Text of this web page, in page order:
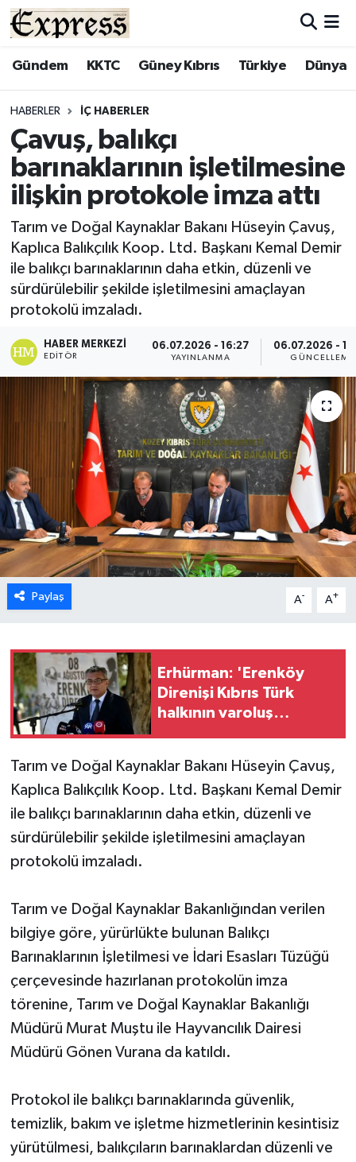
Gündem KKTC Güney Kıbrıs Türkiye Dünya
HABERLER İÇ HABERLER
Çavuş, balıkçı
barınaklarının işletilmesine
ilişkin protokole imza attı
Tarım ve Doğal Kaynaklar Bakanı Hüseyin Çavuş,
Kaplıca Balıkçılık Koop. Ltd. Başkanı Kemal Demir
ile balıkçı barınaklarının daha etkin, düzenli ve
sürdürülebilir şekilde işletilmesini amaçlayan
protokolü imzaladı.
HABER MERKEZI
EDITÖR
06.07.2026 - 16:27
YAYINLANMA
06.07.2026 -
GÜNCELLEME
Paylaş A- A+
Erhürman: 'Erenköy
Direnişi Kıbrıs Türk
halkının varoluş
Tarım ve Doğal Kaynaklar Bakanı Hüseyin Çavuş,
Kaplıca Balıkçılık Koop. Ltd. Başkanı Kemal Demir
ile balıkçı barınaklarının daha etkin, düzenli ve
sürdürülebilir şekilde işletilmesini amaçlayan
protokolü imzaladı.
Tarım ve Doğal Kaynaklar Bakanlığından verilen
bilgiye göre, yürürlükte bulunan Balıkçı
Barınaklarının İşletilmesi ve İdari Esasları Tüzüğü
çerçevesinde hazırlanan protokolün imza
törenine, Tarım ve Doğal Kaynaklar Bakanlığı
Müdürü Murat Muştu ile Hayvancılık Dairesi
Müdürü Gönen Vurana da katıldı.
Protokol ile balıkçı barınaklarında güvenlik,
temizlik, bakım ve işletme hizmetlerinin kesintisiz
yürütülmesi, balıkçıların barınaklardan düzenli ve
ALAYKÖY
BİLİM
ÇATALKÖY
DÜNYA
EĞİTİM
EKONOMİ
ENGLISH
ESENTEPE
GAZİMAĞUSA
GİRNE
GÜNDEM
GÜNEY KIBRIS
İÇ HABERLER
LAPTA
LEFKOŞA
Nöbetçi Eczaneler
ÖZEL HABER
SAĞLIK
SİYASET
SPOR
TEKNOLOJİ
Hava Durumu
Süper Lig Puan Durumu ve Fikstür
Tüm Manşetler
Son Dakika Haberleri
Haber Arşivi